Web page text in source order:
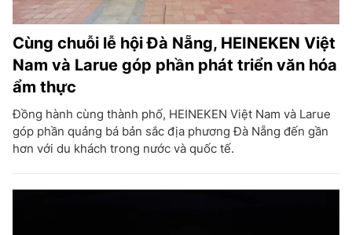
Cùng chuỗi lễ hội Đà Nẵng, HEINEKEN Việt
Nam và Larue góp phần phát triển văn hóa
ẩm thực
Đồng hành cùng thành phố, HEINEKEN Việt Nam và Larue
góp phần quảng bá bản sắc địa phương Đà Nẵng đến gần
hơn với du khách trong nước và quốc tế.